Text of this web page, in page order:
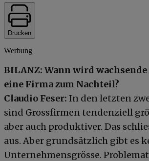
Drucken
Werbung
BILANZ: Wann wird wachsende
eine Firma zum Nachteil?
Claudio Feser: In den letzten
sind Grossfirmen tendenziell
aber auch produktiver. Das
aus. Aber grundsätzlich gibt es
Unternehmensgrösse.